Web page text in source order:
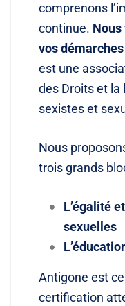
comprenons
continue. Nous
vos
est une
des Droits et
sexistes et
Nous
trois grands
L’égalité
sexuelles
Antigone est
certification